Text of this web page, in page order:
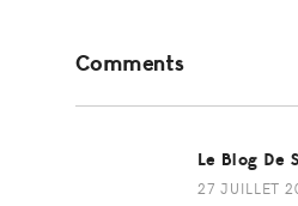
Interactions
Comments
Le Blog De
27 JUILLET